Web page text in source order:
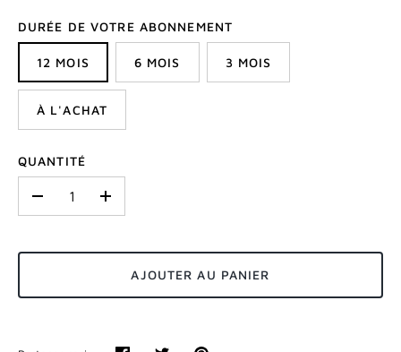
DURÉE DE VOTRE ABONNEMENT
12 MOIS 6 MOIS 3 MOIS
À L'ACHAT
QUANTITÉ
+
AJOUTER AU PANIER